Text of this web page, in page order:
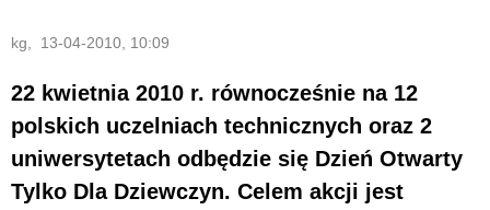
kg, 13-04-2010, 10:09
22 kwietnia 2010 r. równocześnie na 12
polskich uczelniach technicznych oraz 2
uniwersytetach odbędzie się Dzień Otwarty
Tylko Dla Dziewczyn. Celem akcji jest